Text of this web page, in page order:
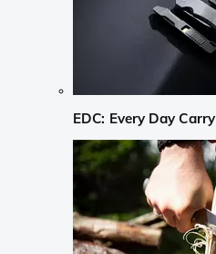
EDC: Every Day Carry